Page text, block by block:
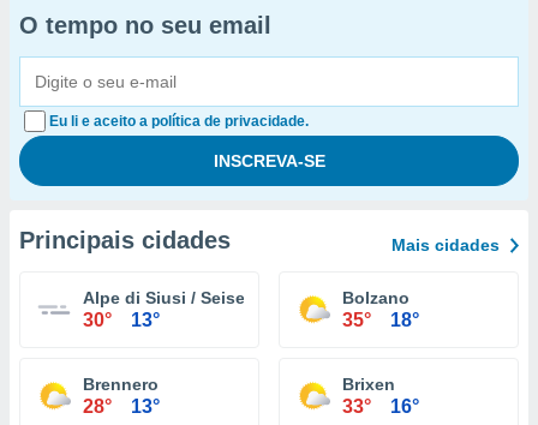
O tempo no seu email
Eu li e aceito a política de privacidade.
Principais cidades Mais cidades
Alpe di Siusi / Seiser Alm
30° 13°
Bolzano
35° 18°
Brennero
28° 13°
Brixen
33° 16°